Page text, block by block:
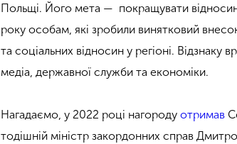
Польщі. Його мета — покращувати
року особам, які зробили винятковий
та соціальних відносин у регіоні. Відзнаку
медіа, державної служби та економіки.
Нагадаємо, у 2022 році нагородуотримав
тодішній міністр закордонних справ